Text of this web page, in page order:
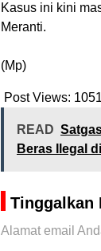
Kasus ini kini
Meranti.
(Mp)
Post Views: 1051
READ
Beras Ilegal
Tinggalkan
Alamat email